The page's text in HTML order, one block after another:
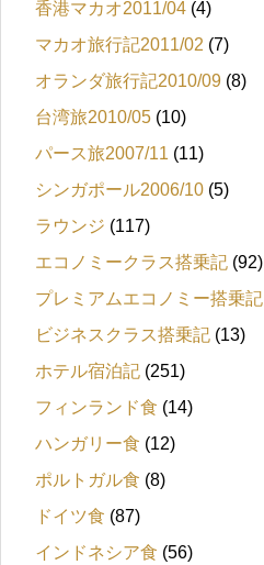
香港マカオ2011/04 (4)
マカオ旅行記2011/02 (7)
オランダ旅行記2010/09 (8)
台湾旅2010/05 (10)
パース旅2007/11 (11)
シンガポール2006/10 (5)
ラウンジ (117)
エコノミークラス搭乗記 (92)
プレミアムエコノミー搭乗記
ビジネスクラス搭乗記 (13)
ホテル宿泊記 (251)
フィンランド食 (14)
ハンガリー食 (12)
ポルトガル食 (8)
ドイツ食 (87)
インドネシア食 (56)